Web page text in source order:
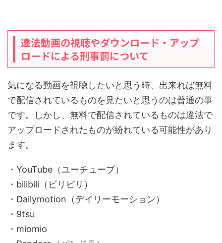
違法動画の視聴やダウンロード・アップ
ロードによる刑事罰について
気になる動画を視聴したいと思う時、出来れば無料
で配信されているものを見たいと思うのは普通の事
です。しかし、無料で配信されているものは違法で
アップロードされたものが紛れている可能性があり
ます。
・YouTube（ユーチューブ）
・bilibili（ビリビリ）
・Dailymotion（デイリーモーション）
・9tsu
・miomio